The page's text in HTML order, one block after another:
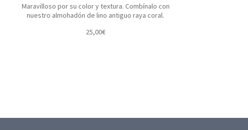
Maravilloso por su color y textura. Combínalo con
nuestro almohadón de lino antiguo raya coral.
25,00€